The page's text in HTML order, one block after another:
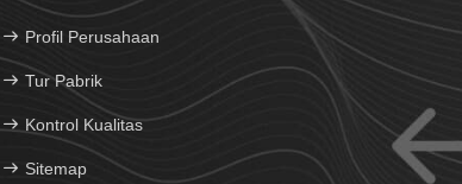
Profil Perusahaan
Tur Pabrik
Kontrol Kualitas
Sitemap